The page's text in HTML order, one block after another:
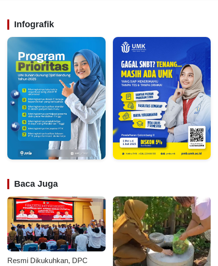
Infografik
Baca Juga
Resmi Dikukuhkan, DPC